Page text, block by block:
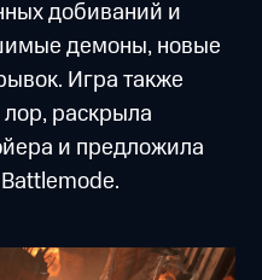
добиваний и
демоны, новые
Игра также
раскрыла
и предложила